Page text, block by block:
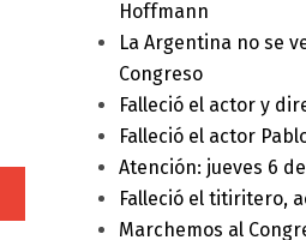
Hoffmann
La Argentina no se
Congreso
Falleció el actor y
Falleció el actor
Atención: jueves 6
Falleció el titiritero,
Marchemos al